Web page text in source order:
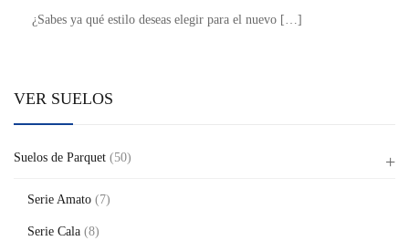
¿Sabes ya qué estilo deseas elegir para el nuevo […]
VER SUELOS
Suelos de Parquet (50)
Serie Amato (7)
Serie Cala (8)